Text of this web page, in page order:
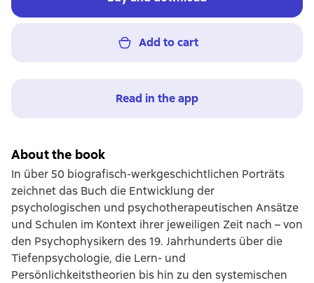
Add to cart
Read in the app
About the book
In über 50 biografisch-werkgeschichtlichen Porträts
zeichnet das Buch die Entwicklung der
psychologischen und psychotherapeutischen Ansätze
und Schulen im Kontext ihrer jeweiligen Zeit nach – von
den Psychophysikern des 19. Jahrhunderts über die
Tiefenpsychologie, die Lern- und
Persönlichkeitstheorien bis hin zu den systemischen